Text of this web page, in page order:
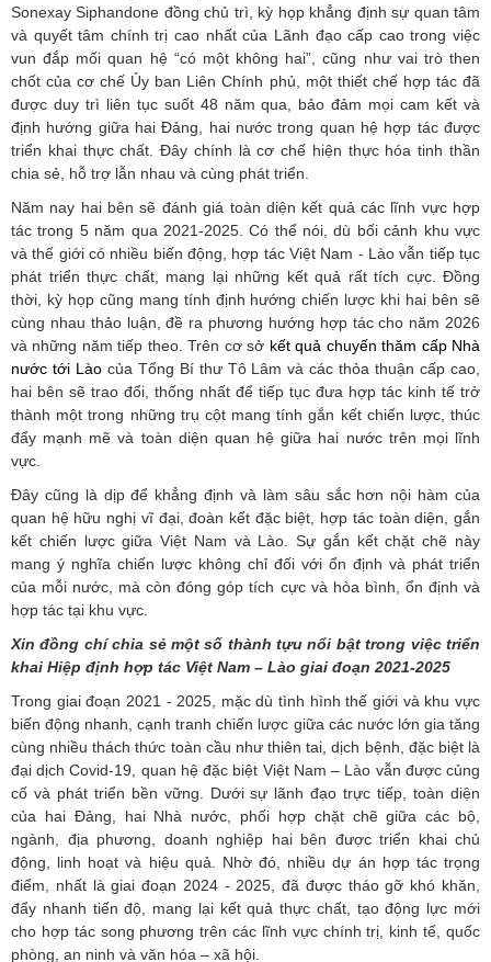
Sonexay Siphandone đồng chủ trì, kỳ họp khẳng định sự quan tâm
và quyết tâm chính trị cao nhất của Lãnh đạo cấp cao trong việc
vun đắp mối quan hệ “có một không hai”, cũng như vai trò then
chốt của cơ chế Ủy ban Liên Chính phủ, một thiết chế hợp tác đã
được duy trì liên tục suốt 48 năm qua, bảo đảm mọi cam kết và
định hướng giữa hai Đảng, hai nước trong quan hệ hợp tác được
triển khai thực chất. Đây chính là cơ chế hiện thực hóa tinh thần
chia sẻ, hỗ trợ lẫn nhau và cùng phát triển.
Năm nay hai bên sẽ đánh giá toàn diện kết quả các lĩnh vực hợp
tác trong 5 năm qua 2021-2025. Có thể nói, dù bối cảnh khu vực
và thế giới có nhiều biến động, hợp tác Việt Nam - Lào vẫn tiếp tục
phát triển thực chất, mang lại những kết quả rất tích cực. Đồng
thời, kỳ họp cũng mang tính định hướng chiến lược khi hai bên sẽ
cùng nhau thảo luận, đề ra phương hướng hợp tác cho năm 2026
và những năm tiếp theo. Trên cơ sở kết quả chuyến thăm cấp Nhà
nước tới Lào của Tổng Bí thư Tô Lâm và các thỏa thuận cấp cao,
hai bên sẽ trao đổi, thống nhất để tiếp tục đưa hợp tác kinh tế trở
thành một trong những trụ cột mang tính gắn kết chiến lược, thúc
đẩy mạnh mẽ và toàn diện quan hệ giữa hai nước trên mọi lĩnh
vực.
Đây cũng là dịp để khẳng định và làm sâu sắc hơn nội hàm của
quan hệ hữu nghị vĩ đại, đoàn kết đặc biệt, hợp tác toàn diện, gắn
kết chiến lược giữa Việt Nam và Lào. Sự gắn kết chặt chẽ này
mang ý nghĩa chiến lược không chỉ đối với ổn định và phát triển
của mỗi nước, mà còn đóng góp tích cực và hòa bình, ổn định và
hợp tác tại khu vực.
Xin đồng chí chia sẻ một số thành tựu nổi bật trong việc triển
khai Hiệp định hợp tác Việt Nam – Lào giai đoạn 2021-2025
Trong giai đoạn 2021 - 2025, mặc dù tình hình thế giới và khu vực
biến động nhanh, cạnh tranh chiến lược giữa các nước lớn gia tăng
cùng nhiều thách thức toàn cầu như thiên tai, dịch bệnh, đặc biệt là
đại dịch Covid-19, quan hệ đặc biệt Việt Nam – Lào vẫn được củng
cố và phát triển bền vững. Dưới sự lãnh đạo trực tiếp, toàn diện
của hai Đảng, hai Nhà nước, phối hợp chặt chẽ giữa các bộ,
ngành, địa phương, doanh nghiệp hai bên được triển khai chủ
động, linh hoạt và hiệu quả. Nhờ đó, nhiều dự án hợp tác trọng
điểm, nhất là giai đoạn 2024 - 2025, đã được tháo gỡ khó khăn,
đẩy nhanh tiến độ, mang lại kết quả thực chất, tạo động lực mới
cho hợp tác song phương trên các lĩnh vực chính trị, kinh tế, quốc
phòng, an ninh và văn hóa – xã hội.